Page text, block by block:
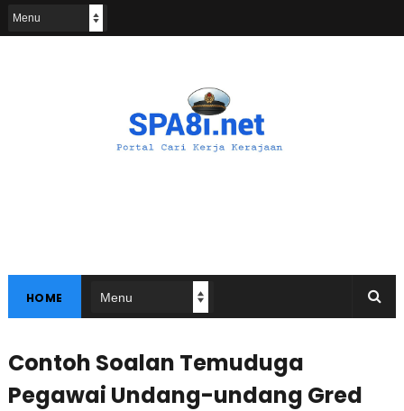
HOME
Contoh Soalan Temuduga
Pegawai Undang-undang Gred